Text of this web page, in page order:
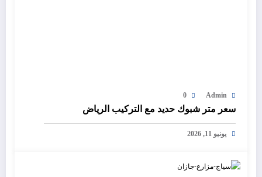
Admin
0
سعر متر شبوك حديد مع التركيب الرياض
يونيو 11, 2026